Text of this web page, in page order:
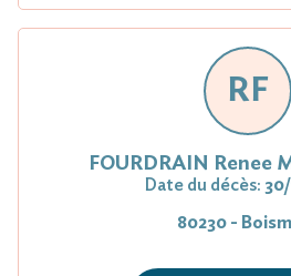
RF
FOURDRAIN Renee
Date du décès:
80230 -